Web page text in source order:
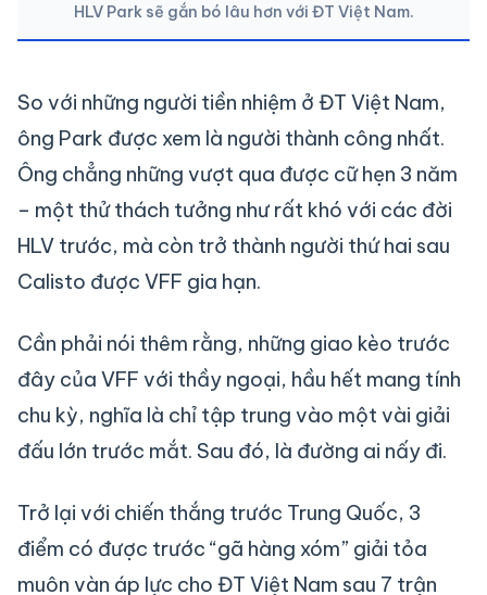
HLV Park sẽ gắn bó lâu hơn với ĐT Việt Nam.
So với những người tiền nhiệm ở ĐT Việt Nam,
ông Park được xem là người thành công nhất.
Ông chẳng những vượt qua được cữ hẹn 3 năm
– một thử thách tưởng như rất khó với các đời
HLV trước, mà còn trở thành người thứ hai sau
Calisto được VFF gia hạn.
Cần phải nói thêm rằng, những giao kèo trước
đây của VFF với thầy ngoại, hầu hết mang tính
chu kỳ, nghĩa là chỉ tập trung vào một vài giải
đấu lớn trước mắt. Sau đó, là đường ai nấy đi.
Trở lại với chiến thắng trước Trung Quốc, 3
điểm có được trước “gã hàng xóm” giải tỏa
muôn vàn áp lực cho ĐT Việt Nam sau 7 trận